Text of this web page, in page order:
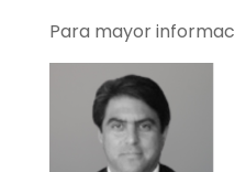
Para mayor